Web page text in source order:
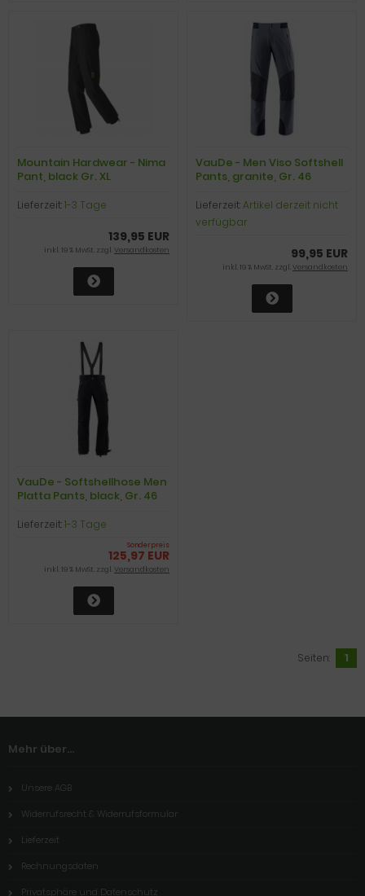
Mountain Hardwear - Nima
Pant, black Gr. XL
Lieferzeit:1-3 Tage
139,95 EUR
inkl. 19 % MwSt. zzgl.Versandkosten
VauDe - Men Viso Softshell
Pants, granite, Gr. 46
Lieferzeit:Artikel derzeit nicht
verfügbar
99,95 EUR
inkl. 19 % MwSt. zzgl.Versandkosten
VauDe - Softshellhose Men
Platta Pants, black, Gr. 46
Lieferzeit:1-3 Tage
Sonderpreis
125,97 EUR
inkl. 19 % MwSt. zzgl.Versandkosten
Seiten: 1
Mehr über...
Unsere AGB
Widerrufsrecht & Widerrufsformular
Lieferzeit
Rechnungsdaten
Privatsphäre und Datenschutz